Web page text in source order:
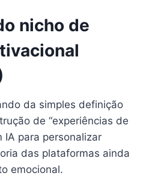
nicho de
da simples definição
de “experiências de
IA para personalizar
das plataformas ainda
emocional.